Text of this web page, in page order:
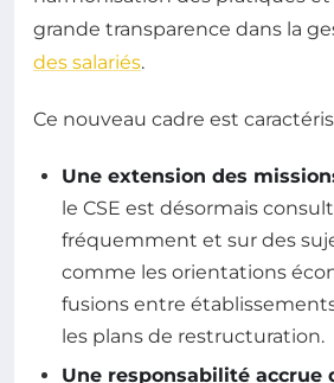
grande transparence dans la
des salariés.
Ce nouveau cadre est
Une extension des
le CSE est désormais
fréquemment et sur des
comme les orientations
fusions entre
les plans de restructuration.
Une responsabilité accrue